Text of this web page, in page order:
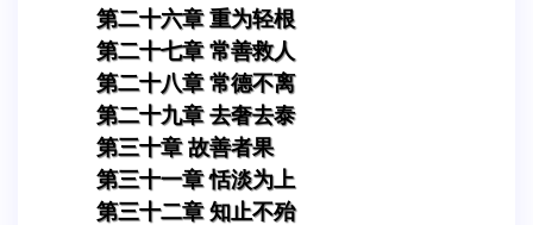
第二十六章 重为轻根
第二十七章 常善救人
第二十八章 常德不离
第二十九章 去奢去泰
第三十章 故善者果
第三十一章 恬淡为上
第三十二章 知止不殆